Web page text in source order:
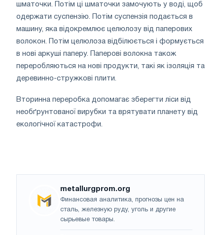
шматочки. Потім ці шматочки замочують у воді, щоб
одержати суспензію. Потім суспензія подається в
машину, яка відокремлює целюлозу від паперових
волокон. Потім целюлоза відбілюється і формується
в нові аркуші паперу. Паперові волокна також
переробляються на нові продукти, такі як ізоляція та
деревинно-стружкові плити.
Вторинна переробка допомагає зберегти ліси від
необґрунтованої вирубки та врятувати планету від
екологічної катастрофи.
metallurgprom.org
Финансовая аналитика, прогнозы цен на
сталь, железную руду, уголь и другие
сырьевые товары.